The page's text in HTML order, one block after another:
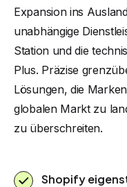
Expansion ins
unabhängige
Station und die
Plus. Präzise
Lösungen, die
globalen Markt zu
zu überschreiten.
Shopify